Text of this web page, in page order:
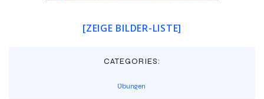
[ZEIGE BILDER-LISTE]
CATEGORIES:
Übungen